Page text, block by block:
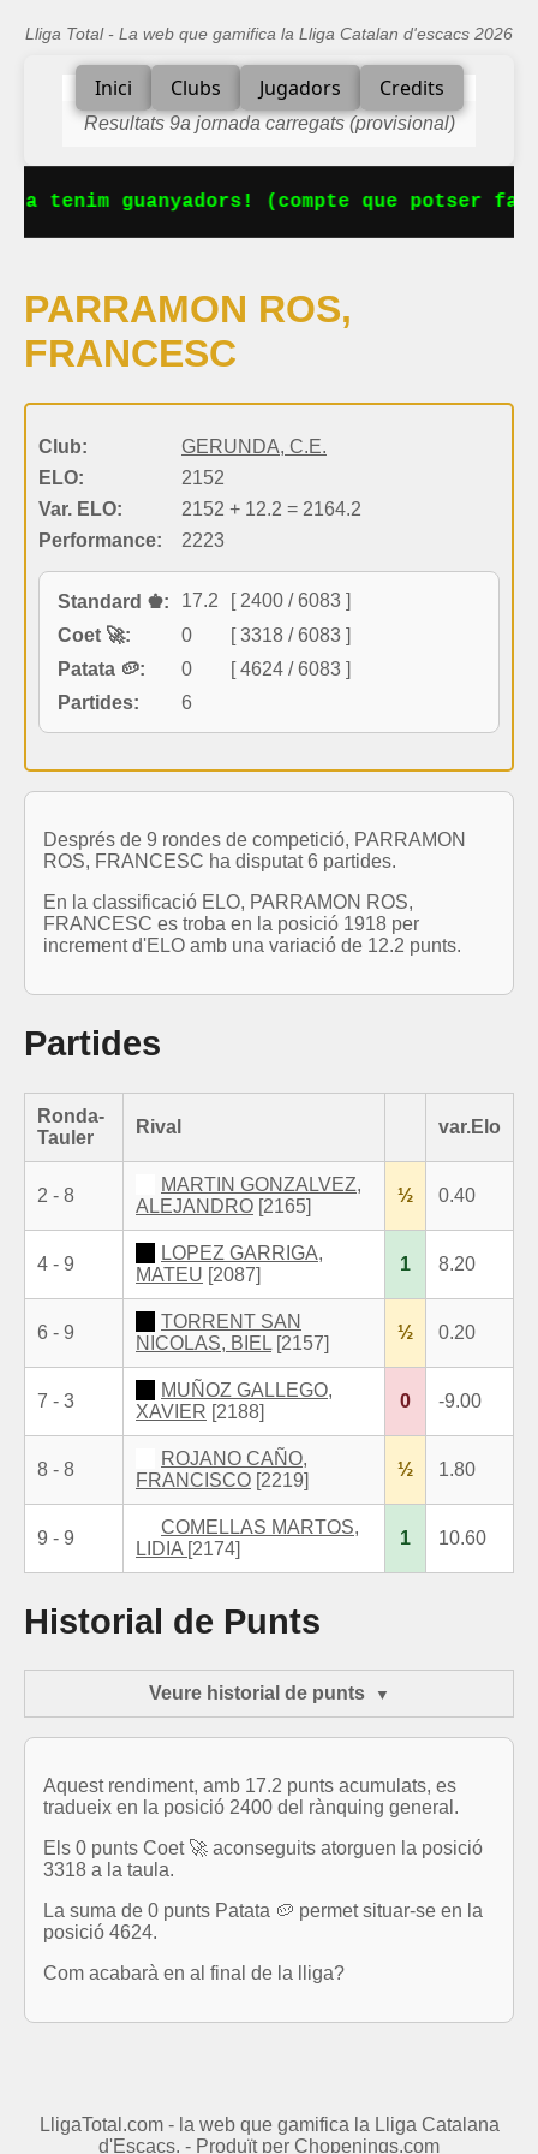
Lliga Total - La web que gamifica la Lliga Catalan d'escacs 2026
Inici Clubs Jugadors Credits
Resultats 9a jornada carregats (provisional)
tenim guanyadors! (compte que potser
PARRAMON ROS,
FRANCESC
Club:
GERUNDA, C.E.
ELO:
2152
Var. ELO:
2152 + 12.2 = 2164.2
Performance:
2223
Standard ♚: 17.2
[ 2400 / 6083 ]
Coet 🚀:
0
[ 3318 / 6083 ]
Patata 🥔:
0
[ 4624 / 6083 ]
Partides:
6
Després de 9 rondes de competició, PARRAMON
ROS, FRANCESC ha disputat 6 partides.
En la classificació ELO, PARRAMON ROS,
FRANCESC es troba en la posició 1918 per
increment d'ELO amb una variació de 12.2 punts.
Partides
Ronda-
Tauler
Rival var.Elo
2 - 8
MARTIN GONZALVEZ,
ALEJANDRO [2165]
½ 0.40
4 - 9
LOPEZ GARRIGA,
MATEU [2087]
1 8.20
6 - 9
TORRENT SAN
NICOLAS, BIEL [2157]
½ 0.20
7 - 3
MUÑOZ GALLEGO,
XAVIER [2188]
0 -9.00
8 - 8
ROJANO CAÑO,
FRANCISCO [2219]
½ 1.80
9 - 9
COMELLAS MARTOS,
LIDIA [2174]
1 10.60
Historial de Punts
Veure historial de punts
Aquest rendiment, amb 17.2 punts acumulats, es
tradueix en la posició 2400 del rànquing general.
Els 0 punts Coet 🚀 aconseguits atorguen la posició
3318 a la taula.
La suma de 0 punts Patata 🥔 permet situar-se en la
posició 4624.
Com acabarà en al final de la lliga?
LligaTotal.com - la web que gamifica la Lliga Catalana
d'Escacs. - Produït per Chopenings.com